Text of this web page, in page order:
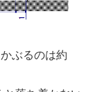
ぶるのは約